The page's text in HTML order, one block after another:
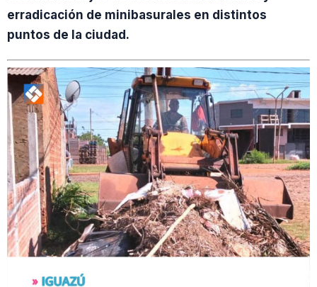
erradicación de minibasurales en distintos
puntos de la ciudad.